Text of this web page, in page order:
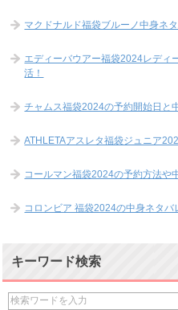
マクドナルド福袋ブルーノ中身ネ
エディーバウアー福袋2024レディ
活！
チャムス福袋2024の予約開始日と
ATHLETAアスレタ福袋ジュニア
コールマン福袋2024の予約方法や
コロンビア 福袋2024の中身ネタバ
キーワード検索